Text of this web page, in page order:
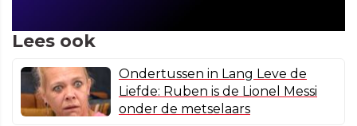
Lees ook
Ondertussen in Lang Leve de
Liefde: Ruben is de Lionel Messi
onder de metselaars